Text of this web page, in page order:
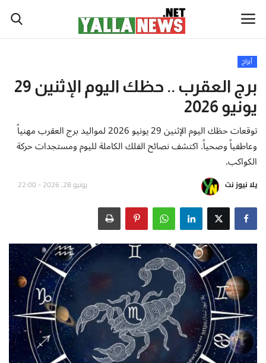
أخبار العالم
أخبار الوطن العربي
سياسة واقتصاد
رياضة
تكنولوجيا وعلوم
صحة ولياقة
أطباق من المطابخ العربية
سياحة وسفر
منوعات عامة
أبراج
برج العقرب .. حظك اليوم الإثنين 29
يونيو 2026
توقعات حظك اليوم الإثنين 29 يونيو 2026 لمواليد برج العقرب مهنياً
وعاطفياً وصحياً. اكتشف نصائح الفلك الكاملة لليوم ومستجدات حركة
الكواكب.
يلا نيوز نت يونيو 28, 2026 - 22:00